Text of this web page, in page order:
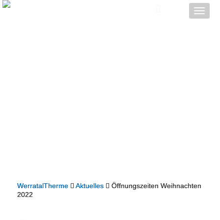
Toggle
WerratalTherme Aktuelles
Öffnungszeiten Weihnachten
2022